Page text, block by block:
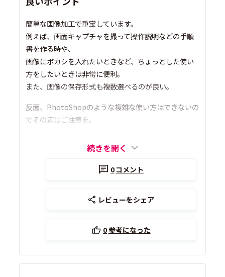
簡単な画像加工で重宝しています。
例えば、画面キャプチャを撮って操作説明などの手順
書を作る時や、
画像にボカシを入れたいときなど、ちょっとした使い
方をしたいときは非常に便利。
また、画像の保存形式も複数選べるのが良い。
反面、PhotoShopのような複雑な使い方はできないの
でその辺はご注意を。
続きを開く
0コメント
レビューをシェア
0参考になった